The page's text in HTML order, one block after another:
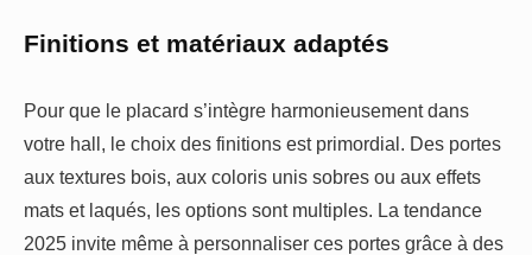
Finitions et matériaux adaptés
Pour que le placard s’intègre harmonieusement dans
votre hall, le choix des finitions est primordial. Des portes
aux textures bois, aux coloris unis sobres ou aux effets
mats et laqués, les options sont multiples. La tendance
2025 invite même à personnaliser ces portes grâce à des